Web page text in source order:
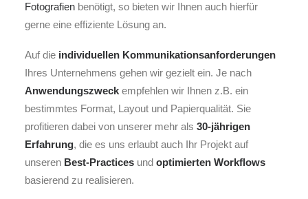
Fotografien benötigt, so bieten wir Ihnen auch hierfür
gerne eine effiziente Lösung an.
Auf die individuellen Kommunikationsanforderungen
Ihres Unternehmens gehen wir gezielt ein. Je nach
Anwendungszweck empfehlen wir Ihnen z.B. ein
bestimmtes Format, Layout und Papierqualität. Sie
profitieren dabei von unserer mehr als 30-jährigen
Erfahrung, die es uns erlaubt auch Ihr Projekt auf
unseren Best-Practices und optimierten Workflows
basierend zu realisieren.